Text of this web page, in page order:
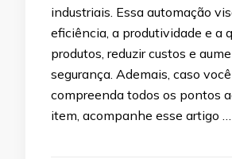
industriais. Essa automação
eficiência, a produtividade e a
produtos, reduzir custos e
segurança. Ademais, caso
compreenda todos os pontos
item, acompanhe esse artigo …